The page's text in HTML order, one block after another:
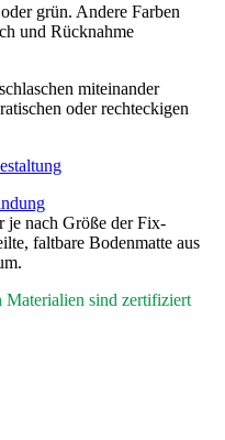
grün. Andere Farben
und Rücknahme
miteinander
oder rechteckigen
je nach Größe der Fix-
faltbare Bodenmatte aus
Materialien sind zertifiziert